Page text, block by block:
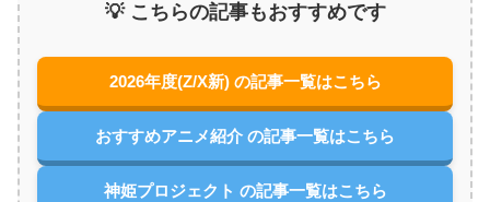
💡 こちらの記事もおすすめです
2026年度(Z/X新) の記事一覧はこちら
おすすめアニメ紹介 の記事一覧はこちら
神姫プロジェクト の記事一覧はこちら